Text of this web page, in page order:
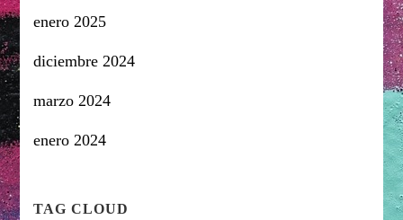
enero 2025
diciembre 2024
marzo 2024
enero 2024
TAG CLOUD